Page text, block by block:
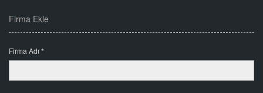
Firma Ekle
Firma Adı *